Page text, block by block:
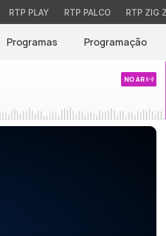
RTP PLAY RTP PALCO RTP ZIG
Programas Programação
NO AR